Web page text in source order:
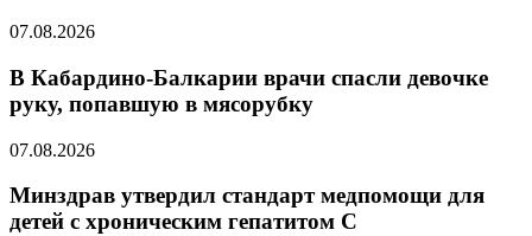
07.08.2026
В Кабардино-Балкарии врачи спасли девочке
руку, попавшую в мясорубку
07.08.2026
Минздрав утвердил стандарт медпомощи для
детей с хроническим гепатитом С